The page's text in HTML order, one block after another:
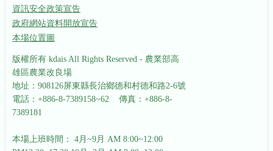
資訊安全政策宣告
政府網站資料開放宣告
本場位置圖
版權所有 kdais All Rights Reserved - 農業部高
雄區農業改良場
地址：908126屏東縣長治鄉德和村德和路2-6號
電話：+886-8-7389158~62 傳真：+886-8-
7389181
本場上班時間： 4月~9月 AM 8:00~12:00